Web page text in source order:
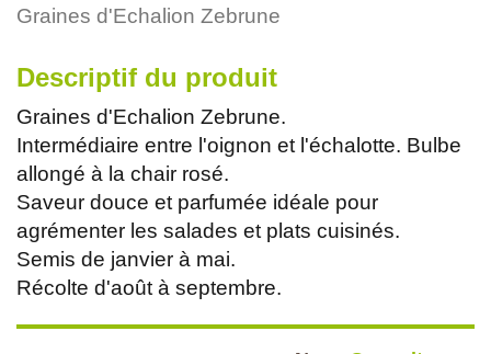
Graines d'Echalion Zebrune
Descriptif du produit
Graines d'Echalion Zebrune.
Intermédiaire entre l'oignon et l'échalotte. Bulbe
allongé à la chair rosé.
Saveur douce et parfumée idéale pour
agrémenter les salades et plats cuisinés.
Semis de janvier à mai.
Récolte d'août à septembre.